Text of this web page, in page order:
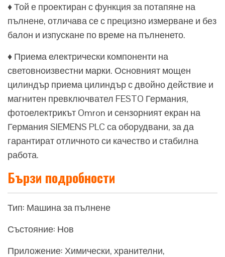
♦ Той е проектиран с функция за потапяне на
пълнене, отличава се с прецизно измерване и без
балон и изпускане по време на пълненето.
♦ Приема електрически компоненти на
световноизвестни марки. Основният мощен
цилиндър приема цилиндър с двойно действие и
магнитен превключвател FESTO Германия,
фотоелектрикът Omron и сензорният екран на
Германия SIEMENS PLC са оборудвани, за да
гарантират отличното си качество и стабилна
работа.
Бързи подробности
Тип: Машина за пълнене
Състояние: Нов
Приложение: Химически, хранителни,